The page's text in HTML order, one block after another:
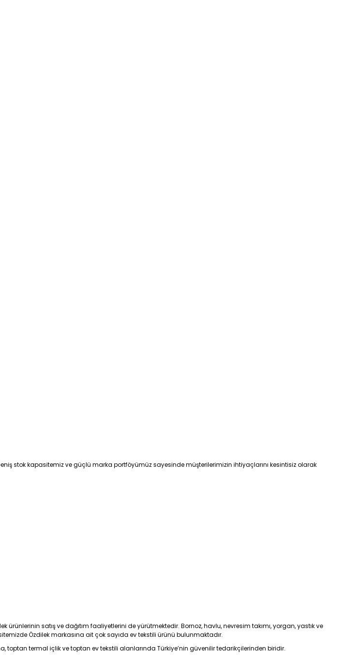
stok kapasitemiz ve güçlü marka portföyümüz sayesinde müşterilerimizin ihtiyaçlarını kesintisiz olarak
satış ve dağıtım faaliyetlerini de yürütmektedir. Bornoz, havlu, nevresim takımı, yorgan, yastık ve
Özdilek markasına ait çok sayıda ev tekstili ürünü bulunmaktadır.
termal içlik ve toptan ev tekstili alanlarında Türkiye’nin güvenilir tedarikçilerinden biridir.